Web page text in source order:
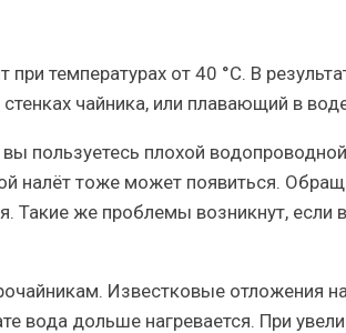
температурах от 40 °C. В
чайника, или плавающий в
пользуетесь плохой
налёт тоже может появиться.
Такие же проблемы возникнут, если
Известковые отложения
вода дольше нагревается. При